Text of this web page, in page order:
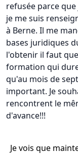
refusée parce
je me suis
à Berne. Il me
bases juridiques
l'obtenir il faut
formation qui
qu'au mois de
important. Je
rencontrent le
d'avance!!!
Je vois que